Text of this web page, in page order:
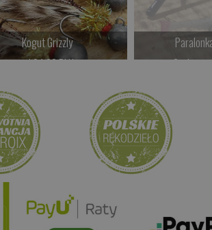
Kogut Grizzly
od 24.00 PLN